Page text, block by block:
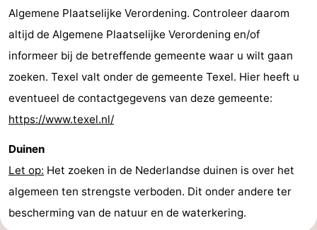
Algemene Plaatselijke Verordening. Controleer daarom
altijd de Algemene Plaatselijke Verordening en/of
informeer bij de betreffende gemeente waar u wilt gaan
zoeken. Texel valt onder de gemeente Texel. Hier heeft u
eventueel de contactgegevens van deze gemeente:
https://www.texel.nl/
Duinen
Let op: Het zoeken in de Nederlandse duinen is over het
algemeen ten strengste verboden. Dit onder andere ter
bescherming van de natuur en de waterkering.